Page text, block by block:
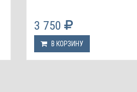
3 750
В КОРЗИНУ